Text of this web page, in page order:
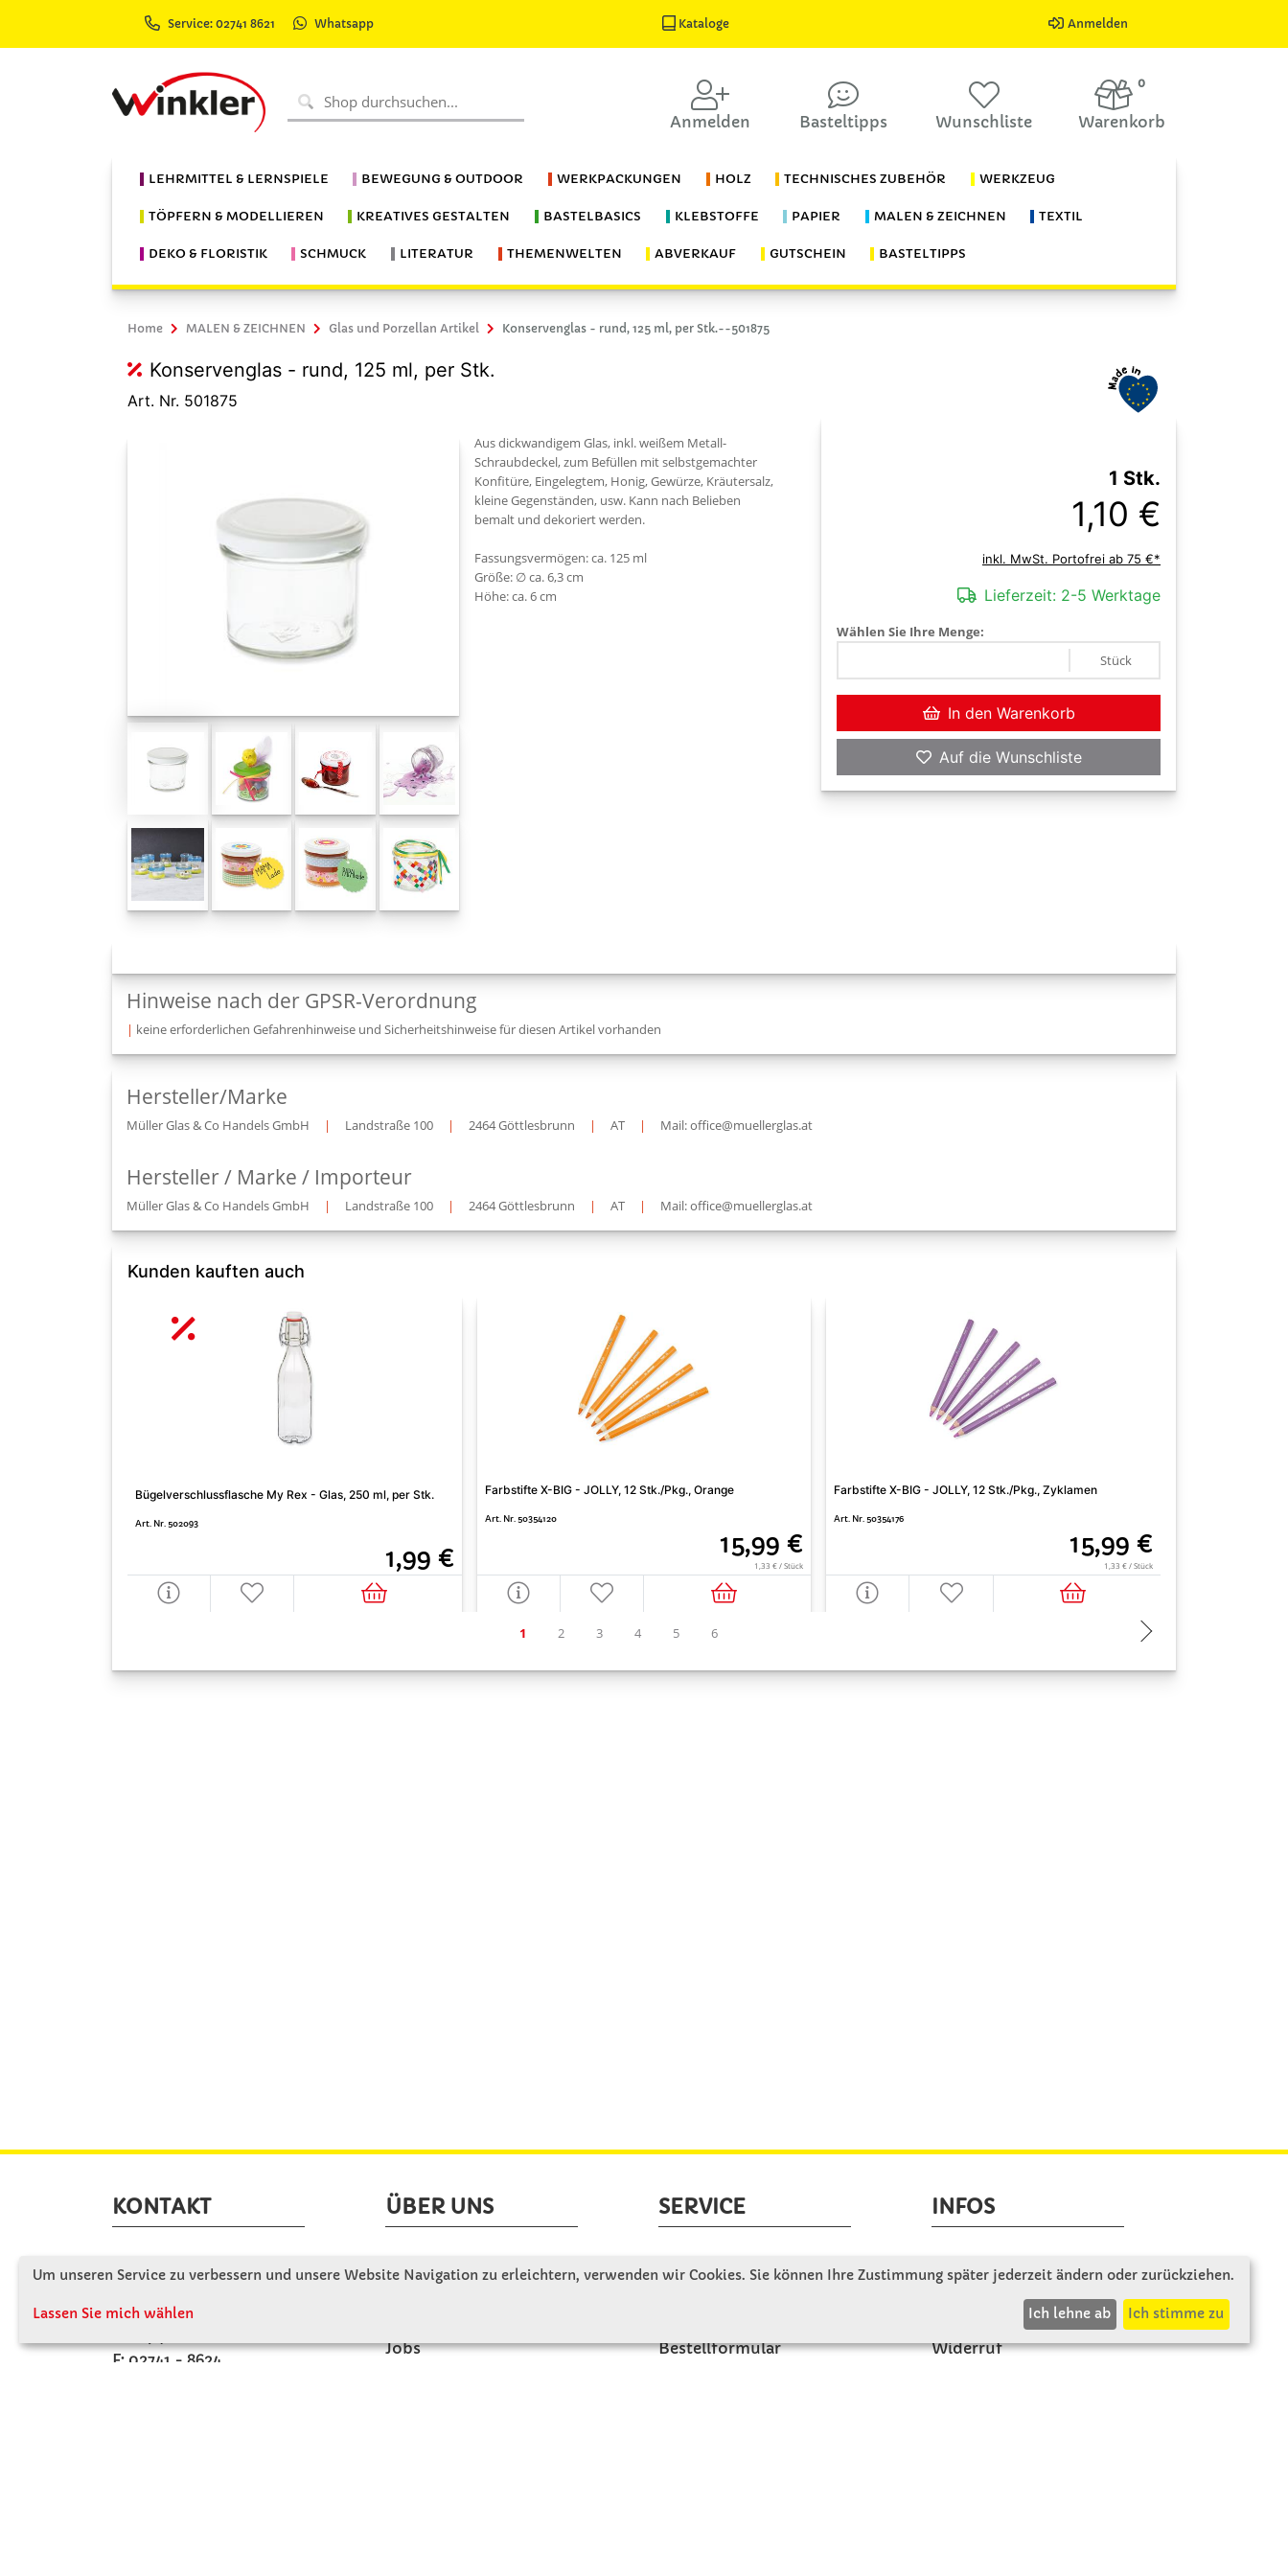
Service: 02741 8621 Whatsapp Kataloge Anmelden
Anmelden Basteltipps Wunschliste
0
Warenkorb
LEHRMITTEL & LERNSPIELE BEWEGUNG & OUTDOOR WERKPACKUNGEN HOLZ TECHNISCHES ZUBEHÖR WERKZEUG
TÖPFERN & MODELLIEREN KREATIVES GESTALTEN BASTELBASICS KLEBSTOFFE PAPIER MALEN & ZEICHNEN TEXTIL
DEKO & FLORISTIK SCHMUCK LITERATUR THEMENWELTEN ABVERKAUF GUTSCHEIN BASTELTIPPS
Home MALEN & ZEICHNEN Glas und Porzellan Artikel Konservenglas - rund, 125 ml, per Stk.--501875
Konservenglas - rund, 125 ml, per Stk.
Art. Nr. 501875
Aus dickwandigem Glas, inkl. weißem Metall-
Schraubdeckel, zum Befüllen mit selbstgemachter
Konfitüre, Eingelegtem, Honig, Gewürze, Kräutersalz,
kleine Gegenständen, usw. Kann nach Belieben
bemalt und dekoriert werden.
Fassungsvermögen: ca. 125 ml
Größe: ∅ ca. 6,3 cm
Höhe: ca. 6 cm
1 Stk.
1,10 €
inkl. MwSt. Portofrei ab 75 €*
Lieferzeit: 2-5 Werktage
Wählen Sie Ihre Menge:
Stück
In den Warenkorb
Auf die Wunschliste
Hinweise nach der GPSR-Verordnung
| keine erforderlichen Gefahrenhinweise und Sicherheitshinweise für diesen Artikel vorhanden
Hersteller/Marke
Müller Glas & Co Handels GmbH | Landstraße 100 | 2464 Göttlesbrunn | AT | Mail: office@muellerglas.at
Hersteller / Marke / Importeur
Müller Glas & Co Handels GmbH | Landstraße 100 | 2464 Göttlesbrunn | AT | Mail: office@muellerglas.at
Kunden kauften auch
Bügelverschlussflasche My Rex - Glas, 250 ml, per Stk.
Art. Nr. 502093
1,99 €
Farbstifte X-BIG - JOLLY, 12 Stk./Pkg., Orange
Art. Nr. 50354120
15,99 €
1,33 € / Stück
Farbstifte X-BIG - JOLLY, 12 Stk./Pkg., Zyklamen
Art. Nr. 50354176
15,99 €
1,33 € / Stück
KONTAKT
Winkler Schulbedarf GmbH
A - 3121 Karlstetten
F: 02741 - 8624
ÜBER UNS
Wir stellen uns vor
Jobs
SERVICE
Gute Gründe für Winkler
Bestellformular
INFOS
Zahlung & Versand
Rücksendung
Widerruf
Um unseren Service zu verbessern und unsere Website Navigation zu erleichtern, verwenden wir Cookies. Sie können Ihre Zustimmung später jederzeit ändern oder zurückziehen.
Lassen Sie mich wählen Ich lehne ab Ich stimme zu